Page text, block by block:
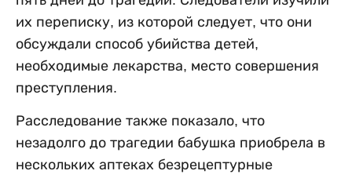
их переписку, из которой следует, что они
обсуждали способ убийства детей,
необходимые лекарства, место совершения
преступления.
Расследование также показало, что
незадолго до трагедии бабушка приобрела в
нескольких аптеках безрецептурные